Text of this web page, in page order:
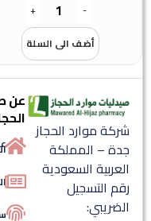
-
+
أضف الى السلة
شركة موارد الحجاز
جدة – المملكة
العربية السعودية
رقم التسجيل
الضريبي:
عن